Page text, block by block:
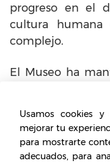
progreso en el
cultura
complejo.
El Museo ha
históricas y
inusual y
Usamos cookies
mejorar tu
para mostrarte
adecuados, para